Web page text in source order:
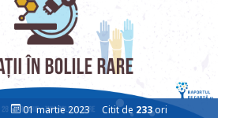
01 martie 2023 Citit de 233ori